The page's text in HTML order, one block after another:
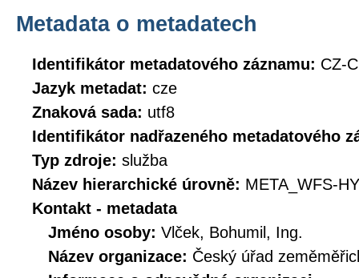
Metadata o metadatech
Identifikátor metadatového záznamu: CZ-
Jazyk metadat: cze
Znaková sada: utf8
Identifikátor nadřazeného metadatového
Typ zdroje: služba
Název hierarchické úrovně: META_WFS-
Kontakt - metadata
Jméno osoby: Vlček, Bohumil, Ing.
Název organizace: Český úřad